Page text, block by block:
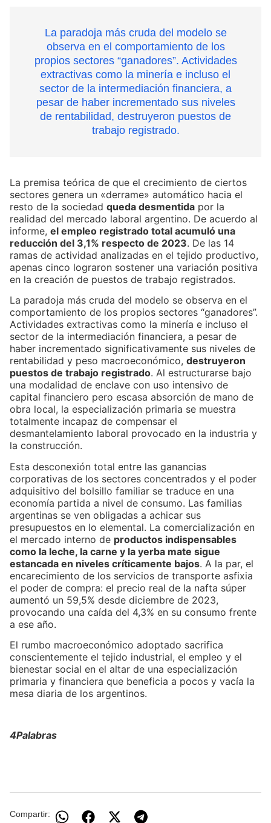
La paradoja más cruda del modelo se
observa en el comportamiento de los
propios sectores “ganadores”. Actividades
extractivas como la minería e incluso el
sector de la intermediación financiera, a
pesar de haber incrementado sus niveles
de rentabilidad, destruyeron puestos de
trabajo registrado.
La premisa teórica de que el crecimiento de ciertos
sectores genera un «derrame» automático hacia el
resto de la sociedad queda desmentida por la
realidad del mercado laboral argentino. De acuerdo al
informe, el empleo registrado total acumuló una
reducción del 3,1% respecto de 2023. De las 14
ramas de actividad analizadas en el tejido productivo,
apenas cinco lograron sostener una variación positiva
en la creación de puestos de trabajo registrados.
La paradoja más cruda del modelo se observa en el
comportamiento de los propios sectores “ganadores”.
Actividades extractivas como la minería e incluso el
sector de la intermediación financiera, a pesar de
haber incrementado significativamente sus niveles de
rentabilidad y peso macroeconómico, destruyeron
puestos de trabajo registrado. Al estructurarse bajo
una modalidad de enclave con uso intensivo de
capital financiero pero escasa absorción de mano de
obra local, la especialización primaria se muestra
totalmente incapaz de compensar el
desmantelamiento laboral provocado en la industria y
la construcción.
Esta desconexión total entre las ganancias
corporativas de los sectores concentrados y el poder
adquisitivo del bolsillo familiar se traduce en una
economía partida a nivel de consumo. Las familias
argentinas se ven obligadas a achicar sus
presupuestos en lo elemental. La comercialización en
el mercado interno de productos indispensables
como la leche, la carne y la yerba mate sigue
estancada en niveles críticamente bajos. A la par, el
encarecimiento de los servicios de transporte asfixia
el poder de compra: el precio real de la nafta súper
aumentó un 59,5% desde diciembre de 2023,
provocando una caída del 4,3% en su consumo frente
a ese año.
El rumbo macroeconómico adoptado sacrifica
conscientemente el tejido industrial, el empleo y el
bienestar social en el altar de una especialización
primaria y financiera que beneficia a pocos y vacía la
mesa diaria de los argentinos.
4Palabras
Compartir: